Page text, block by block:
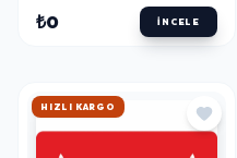
ŞABLONU
₺0 İNCELE
HIZLI KARGO